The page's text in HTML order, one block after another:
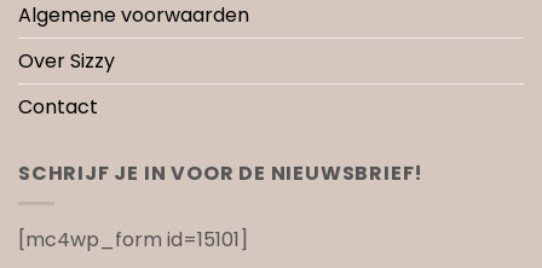
Algemene voorwaarden
Over Sizzy
Contact
SCHRIJF JE IN VOOR DE NIEUWSBRIEF!
[mc4wp_form id=15101]